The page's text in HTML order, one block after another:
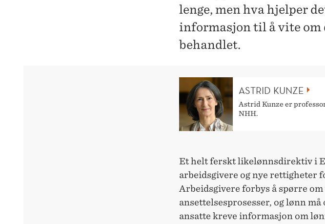
lenge, men hva hjelper
informasjon til å vite
behandlet.
ASTRID KUNZE
Astrid Kunze er
NHH.
Et helt ferskt likelønnsdirektiv i
arbeidsgivere og nye rettigheter
Arbeidsgivere forbys å spørre
ansettelsesprosesser, og lønn
ansatte kreve informasjon om